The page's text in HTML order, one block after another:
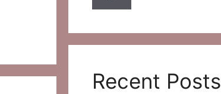
Recent Posts